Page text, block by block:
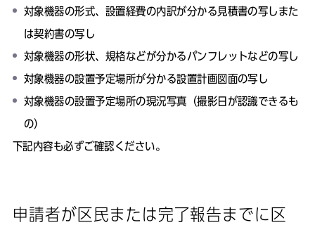
対象機器の形式、設置経費の内訳が分かる見積書の写しまた
は契約書の写し
対象機器の形状、規格などが分かるパンフレットなどの写し
対象機器の設置予定場所が分かる設置計画図面の写し
対象機器の設置予定場所の現況写真（撮影日が認識できるも
の）
下記内容も必ずご確認ください。
申請者が区民または完了報告までに区